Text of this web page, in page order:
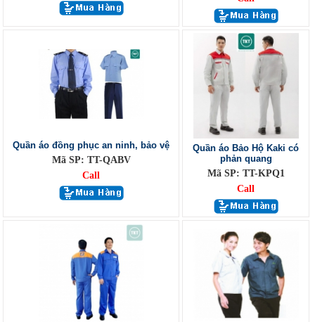
Quần áo đồng phục an ninh, bảo vệ
Mã SP: TT-QABV
Call
Quần áo Bảo Hộ Kaki có
phản quang
Mã SP: TT-KPQ1
Call